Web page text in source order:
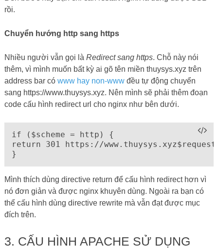
rồi.
Chuyển hướng http sang https
Nhiều người vẫn gọi là Redirect sang https. Chỗ này nói
thêm, vì mình muốn bất kỳ ai gõ tên miền thuysys.xyz trên
address bar có www hay non-wwwđều tự động chuyển
sang https://www.thuysys.xyz. Nên mình sẽ phải thêm đoạn
code cấu hình redirect url cho nginx như bên dưới.
if ($scheme = http) {
return 301 https://
}
Mình thích dùng directive return để cấu hình redirect hơn vì
nó đơn giản và được nginx khuyên dùng. Ngoài ra bạn có
thể cấu hình dùng directive rewrite mà vẫn đạt được mục
đích trên.
3. CẤU HÌNH APACHE SỬ DỤNG